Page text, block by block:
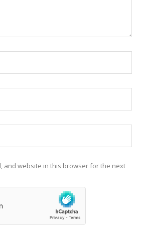
and website in this browser for the next